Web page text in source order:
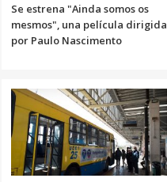
Se estrena "Ainda somos os
mesmos", una película dirigida
por Paulo Nascimento